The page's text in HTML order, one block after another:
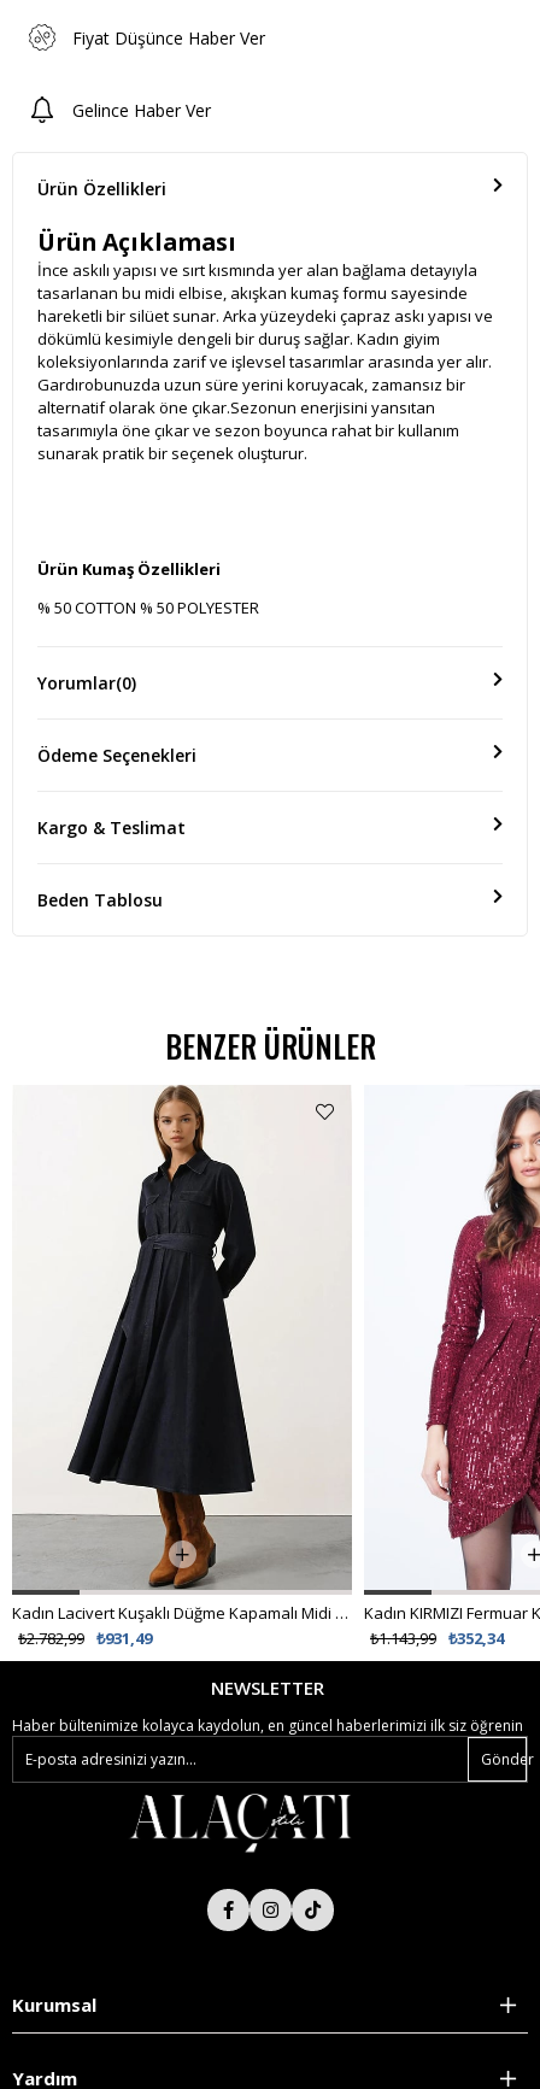
Fiyat Düşünce Haber Ver
Gelince Haber Ver
Ürün Özellikleri
Ürün Açıklaması
İnce askılı yapısı ve sırt kısmında yer alan bağlama detayıyla
tasarlanan bu midi elbise, akışkan kumaş formu sayesinde
hareketli bir silüet sunar. Arka yüzeydeki çapraz askı yapısı ve
dökümlü kesimiyle dengeli bir duruş sağlar. Kadın giyim
koleksiyonlarında zarif ve işlevsel tasarımlar arasında yer alır.
Gardırobunuzda uzun süre yerini koruyacak, zamansız bir
alternatif olarak öne çıkar.Sezonun enerjisini yansıtan
tasarımıyla öne çıkar ve sezon boyunca rahat bir kullanım
sunarak pratik bir seçenek oluşturur.
Ürün Kumaş Özellikleri
% 50 COTTON % 50 POLYESTER
Ölçü(Boy)
Yorumlar(0)
Ödeme Seçenekleri
Kargo & Teslimat
Beden Tablosu
BENZER ÜRÜNLER
Kadın Lacivert Kuşaklı Düğme Kapamalı Midi Boy Denim Elbise Vs01700
₺931,49
₺2.782,99 ₺352,34
₺1.143,99
NEWSLETTER
Haber bültenimize kolayca kaydolun, en güncel haberlerimizi ilk siz öğrenin
Gönder
Kurumsal
Yardım